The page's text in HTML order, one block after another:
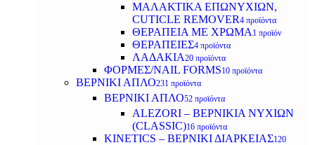
ΜΑΛΑΚΤΙΚΑ ΕΠΩΝΥΧΙΩΝ,
CUTICLE REMOVER4 προϊόντα
ΘΕΡΑΠΕΙΑ ΜΕ ΧΡΩΜΑ 1 προϊόν
ΘΕΡΑΠΕΙΕΣ4 προϊόντα
ΛΑΔΑΚΙΑ20 προϊόντα
ΦΟΡΜΕΣ/NAIL FORMS10 προϊόντα
ΒΕΡΝΙΚΙ ΑΠΛΟ231 προϊόντα
ΒΕΡΝΙΚΙ ΑΠΛΟ52 προϊόντα
ALEZORI – ΒΕΡΝΙΚΙΑ ΝΥΧΙΩΝ
(CLASSIC)16 προϊόντα
KINETICS – ΒΕΡΝΙΚΙ ΔΙΑΡΚΕΙΑΣ120